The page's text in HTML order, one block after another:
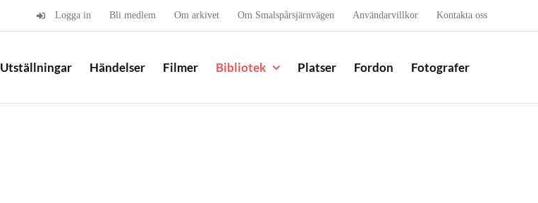
Logga in Bli medlem Om arkivet Om Smalspårsjärnvägen Användarvillkor Kontakta oss
Utställningar Händelser Filmer Bibliotek Platser Fordon Fotografer